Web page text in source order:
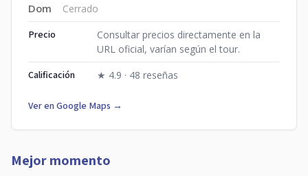
Dom
Cerrado
Precio
Consultar precios directamente en la
URL oficial, varían según el tour.
Calificación ★ 4.9 · 48 reseñas
Ver en Google Maps →
Mejor momento